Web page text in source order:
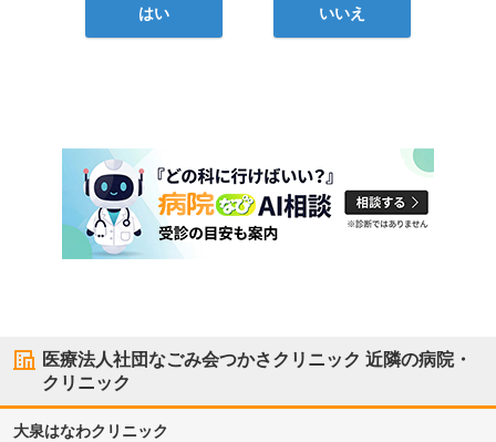
はい いいえ
医療法人社団なごみ会つかさクリニック 近隣の病院・
クリニック
大泉はなわクリニック